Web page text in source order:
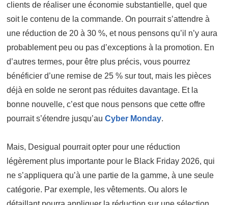
clients de réaliser une économie substantielle, quel que
soit le contenu de la commande. On pourrait s’attendre à
une réduction de 20 à 30 %, et nous pensons qu’il n’y aura
probablement peu ou pas d’exceptions à la promotion. En
d’autres termes, pour être plus précis, vous pourrez
bénéficier d’une remise de 25 % sur tout, mais les pièces
déjà en solde ne seront pas réduites davantage. Et la
bonne nouvelle, c’est que nous pensons que cette offre
pourrait s’étendre jusqu’au Cyber Monday.
Mais, Desigual pourrait opter pour une réduction
légèrement plus importante pour le Black Friday 2026, qui
ne s’appliquera qu’à une partie de la gamme, à une seule
catégorie. Par exemple, les vêtements. Ou alors le